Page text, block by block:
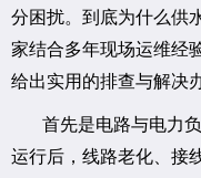
分困扰。到底为什么供
家结合多年现场运维经
给出实用的排查与解决
首先是电路与电力
运行后，线路老化、接